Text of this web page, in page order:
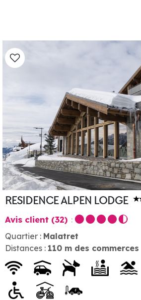
RESIDENCE ALPEN LODGE
Avis client (32)
Quartier : Malatret
Distances : 110 m des commerces